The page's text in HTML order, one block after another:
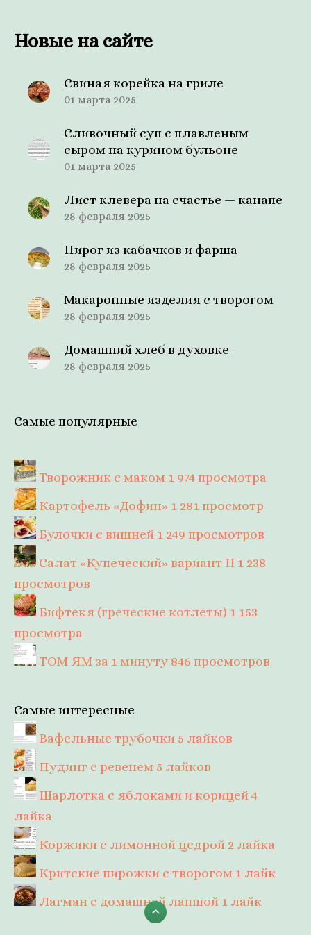
Новые на сайте
Свиная корейка на гриле
01 марта 2025
Сливочный суп с плавленым
сыром на курином бульоне
01 марта 2025
Лист клевера на счастье — канапе
28 февраля 2025
Пирог из кабачков и фарша
28 февраля 2025
Макаронные изделия с творогом
28 февраля 2025
Домашний хлеб в духовке
28 февраля 2025
Самые популярные
Творожник с маком 1 974 просмотра
Картофель «Дофин» 1 281 просмотр
Булочки с вишней 1 249 просмотров
Салат «Купеческий» вариант II 1 238
просмотров
Бифтекя (греческие котлеты) 1 153
просмотра
ТОМ ЯМ за 1 минуту 846 просмотров
Самые интересные
Вафельные трубочки 5 лайков
Пудинг с ревенем 5 лайков
Шарлотка с яблоками и корицей4
лайка
Коржики с лимонной цедрой 2 лайка
Критские пирожки с творогом 1 лайк
Лагман с домашней лапшой 1 лайк